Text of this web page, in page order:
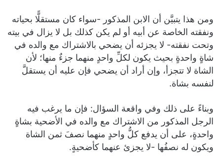
ومن هذا يتبيَّن أن الابن المذكور -سواء كان مستقلًّا بحياته
ونفقته الخاصة عن أبيه أو لم يكن كذلك بل لا يزال في بيته
وتحت نفقته- لا يجزئه أن يضحي بالاشتراك مع والده في
شاةٍ واحدةٍ بحيث يكون لكلِّ واحدٍ منهما جزءٌ منها؛ لأن
الشاة لا تتجزأ، وإن أراد أن يضحي فإن عليه أن يستقلَّ
لنفسه بشاة.
وبناءً على ذلك وفي واقعة السؤال: فإن ما يرغب فيه
الرجل المذكور من الاشتراك مع والده في الأضحية بشاةٍ
واحدةٍ، على أن يدفع كلُّ واحدٍ منهما نصفَ ثمن الشاة
ويكون له نصفُها -لا يجزئ عنهما كأضحيةٍ.